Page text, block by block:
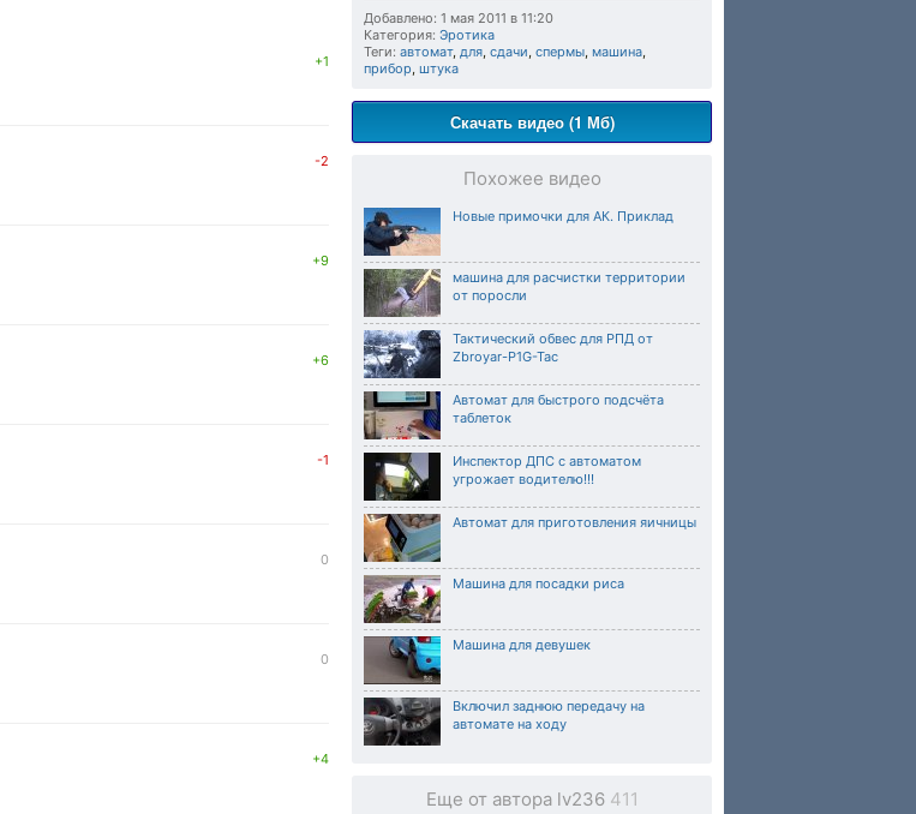
Добавлено: 1 мая 2011 в 11:20
Категория: Эротика
Теги: автомат, для, сдачи, спермы, машина,
прибор, штука
Скачать видео (1 Мб)
Похожее видео
Новые примочки для АК. Приклад
машина для расчистки территории
от поросли
Тактический обвес для РПД от
Zbroyar-P1G-Tac
Автомат для быстрого подсчёта
таблеток
Инспектор ДПС с автоматом
угрожает водителю!!!
Автомат для приготовления яичницы
Машина для посадки риса
Машина для девушек
Включил заднюю передачу на
автомате на ходу
Еще от автора lv236 411
+1
-2
+9
+6
-1
0
0
+4